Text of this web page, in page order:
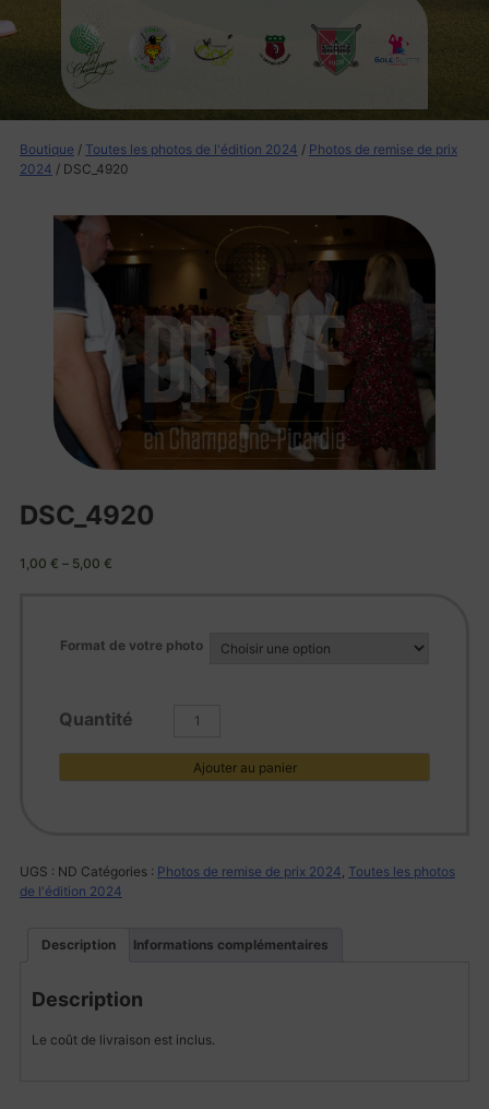
Boutique / Toutes les photos de l'édition 2024 / Photos de remise de prix
2024 / DSC_4920
DSC_4920
1,00 € – 5,00 €
Format de votre photo
quantité
DSC_4920
Ajouter au panier
UGS : ND Catégories : Photos de remise de prix 2024 Toutes les photos
de l'édition 2024
Description Informations complémentaires
Description
Le coût de livraison est inclus.